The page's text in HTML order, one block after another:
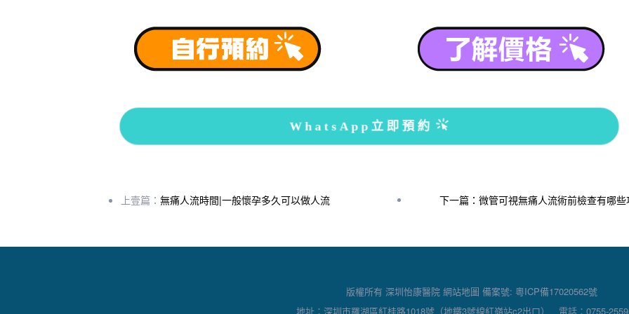
WhatsApp立即預約
上壹篇： 無痛人流時間|一般懷孕多久可以做人流 下一篇：微管可視無痛人流術前檢查有哪些
版權所有 深圳怡康醫院 網站地圖 備案號: 粵ICP備17020562號
地址：深圳市羅湖區紅桂路1018號（地鐵3號線紅嶺站c2出口） 電話：0755-